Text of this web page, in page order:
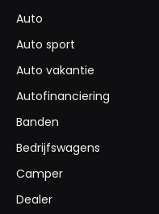
Auto
Auto sport
Auto vakantie
Autofinanciering
Banden
Bedrijfswagens
Camper
Dealer